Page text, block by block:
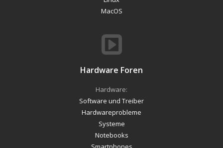
MacOS
Hardware Foren
Hardware:
Software und Treiber
Hardwareprobleme
Systeme
Notebooks